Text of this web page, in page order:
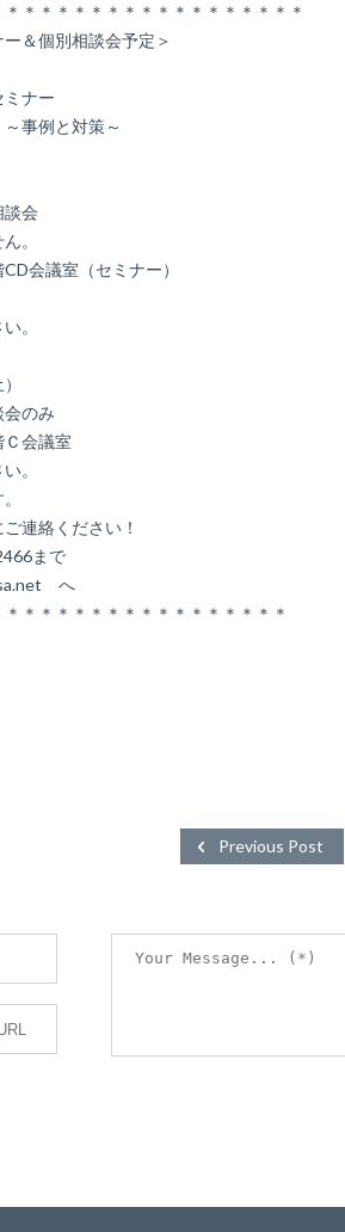
＊＊＊＊＊＊＊＊＊＊＊＊＊＊＊＊＊
＆個別相談会予定＞
ナー
事例と対策～
会
。
会議室（セミナー）
。
のみ
会議室
。
連絡ください！
まで
へ
＊＊＊＊＊＊＊＊＊＊＊＊＊＊＊＊
Previous Post